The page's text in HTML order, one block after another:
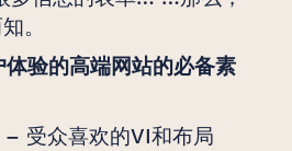
。
验的高端网站的必备素
受众喜欢的VI和布局